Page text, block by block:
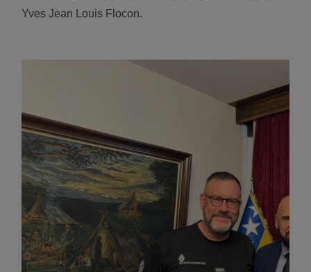
Yves Jean Louis Flocon.